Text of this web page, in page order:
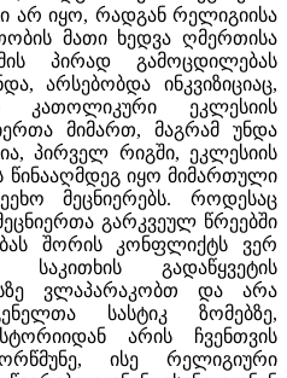
არ იყო, რადგან რელიგიისა
მათი ხედვა ღმერთისა
პირად გამოცდილებას
არსებობდა ინკვიზიციაც,
ეკლესიის
მიმართ, მაგრამ უნდა
პირველ რიგში, ეკლესიის
წინააღმდეგ იყო მიმართული
მეცნიერებს. როდესაც
გარკვეულ წრეებში
შორის კონფლიქტს ვერ
გადაწყვეტის
ვლაპარაკობთ და არა
სასტიკ ზომებზე,
არის ჩვენთვის
ისე რელიგიური